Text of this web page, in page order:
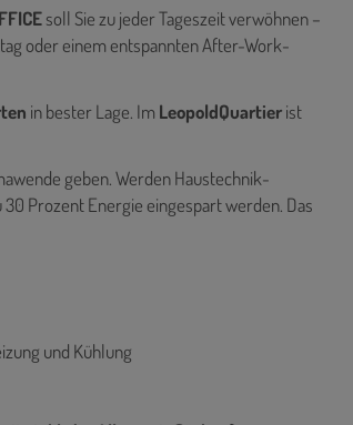
soll Sie zu jeder Tageszeit verwöhnen –
oder einem entspannten After-Work-
in bester Lage. Im LeopoldQuartierist
geben. Werden Haustechnik-
Prozent Energie eingespart werden. Das
und Kühlung